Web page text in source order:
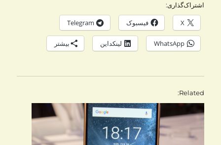
اشتراک‌گذاری:
X فیسبوک Telegram
WhatsApp لینکداین بیشتر
Related